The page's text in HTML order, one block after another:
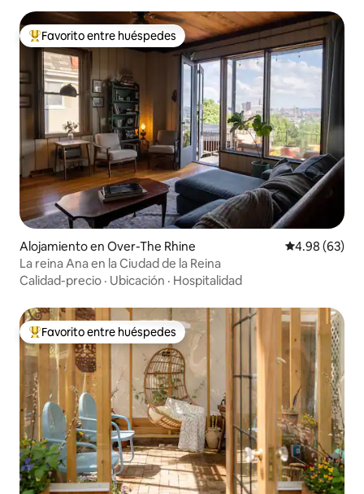
Favorito entre huéspedes preferido
Favorito entre huéspedes
Alojamiento en Over-The Rhine Calificación
4.98 (63)
La reina Ana en la Ciudad de la Reina
Calidad-precio · Ubicación · Hospitalidad
Favorito entre huéspedes preferido
Favorito entre huéspedes